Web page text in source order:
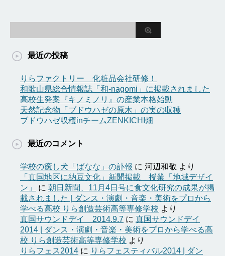
最近の投稿
りらファクトリー 化粧品会社研修！
和歌山県総合情報誌「和-nagomi」に掲載されました
高校生発案『キノミノリ』の産業本格始動
天然記念物「ブドウハゼの原木」の実の収穫
ブドウハゼ収穫inチームZENKICHI畑
最近のコメント
学校の癒し犬「ばなな」の訃報 に 河辺和敬 より
「真国地区に納豆文化」新聞掲載 授業「地域デザイ
ン」
に 朝日新聞、11月4日号に食文化研究の成果が掲
載されました | ダンス・演劇・音楽・美術をプロから
学べる高校 りら創造芸術高等専修学校 より
真国サウンドデイ 2014.9.7 に 真国サウンドデイ
2014 | ダンス・演劇・音楽・美術をプロから学べる高
校 りら創造芸術高等専修学校 より
りらフェス2014 に りらフェスティバル2014 | ダン